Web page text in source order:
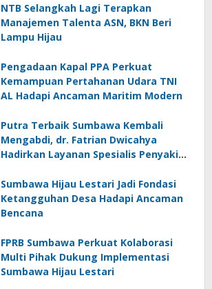
NTB Selangkah Lagi Terapkan
Manajemen Talenta ASN, BKN Beri
Lampu Hijau
Pengadaan Kapal PPA Perkuat
Kemampuan Pertahanan Udara TNI
AL Hadapi Ancaman Maritim Modern
Putra Terbaik Sumbawa Kembali
Mengabdi, dr. Fatrian Dwicahya
Hadirkan Layanan Spesialis Penyakit
Sumbawa Hijau Lestari Jadi Fondasi
Ketangguhan Desa Hadapi Ancaman
Bencana
FPRB Sumbawa Perkuat Kolaborasi
Multi Pihak Dukung Implementasi
Sumbawa Hijau Lestari